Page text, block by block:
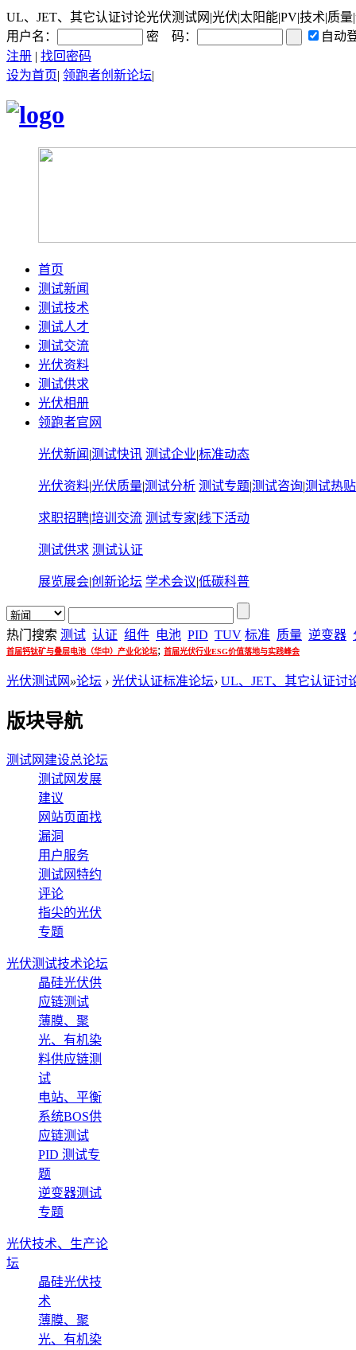
UL、JET、其它认证讨论光伏测试网|光伏|太阳能|PV|技术|质量
用户名：
密 码：
自动
注册 | 找回密码
设为首页| 领跑者创新论坛|
首页
测试新闻
测试技术
测试人才
测试交流
光伏资料
测试供求
光伏相册
领跑者官网
光伏新闻 |测试快讯 测试企业|标准动态
光伏资料|光伏质量|测试分析 测试专题|测试咨询|测试热贴
求职招聘|培训交流 测试专家|线下活动
测试供求 测试认证
展览展会|创新论坛 学术会议|低碳科普
热门搜索 测试 认证 组件 电池 PID TUV 标准 质量 逆变器
首届钙钛矿与叠层电池（华中）产业化论坛; 首届光伏行业ESG价值落地与实践峰会
光伏测试网 »论坛 › 光伏认证标准论坛› UL、JET、其它认证讨
版块导航
测试网建设总论坛
测试网发展
建议
网站页面找
漏洞
用户服务
测试网特约
评论
指尖的光伏
专题
光伏测试技术论坛
晶硅光伏供
应链测试
薄膜、聚
光、有机染
料供应链测
试
电站、平衡
系统BOS供
应链测试
PID 测试专
题
逆变器测试
专题
光伏技术、生产论
坛
晶硅光伏技
术
薄膜、聚
光、有机染